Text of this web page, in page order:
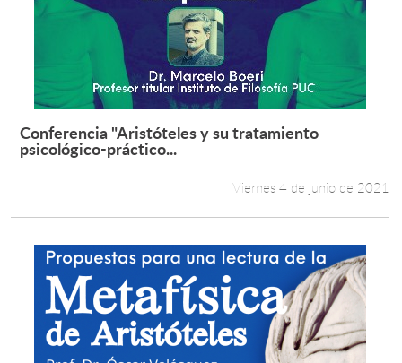
Leer más +
Conferencia "Aristóteles y su tratamiento
psicológico-práctico...
Viernes 4 de junio de 2021